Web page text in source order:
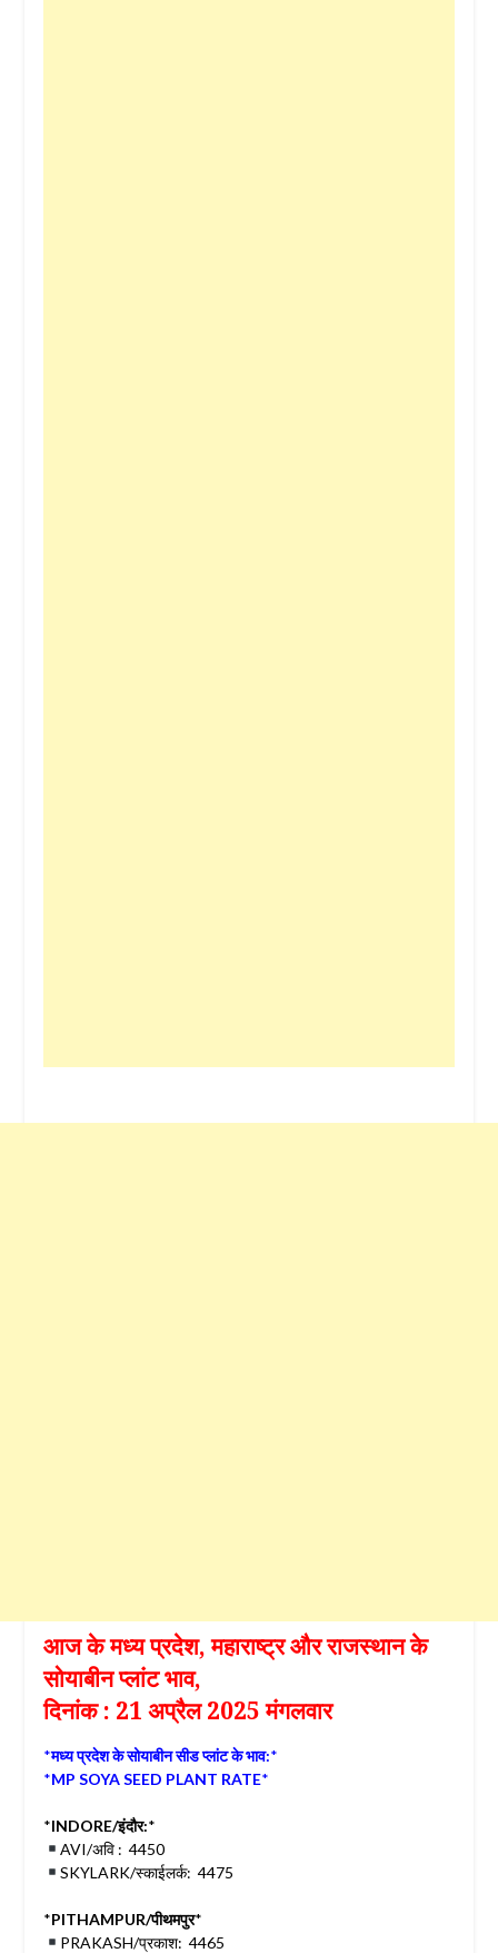
आज के मध्य प्रदेश, महाराष्ट्र और राजस्थान के
सोयाबीन प्लांट भाव,
दिनांक : 21 अप्रैल 2025 मंगलवार
*मध्य प्रदेश के सोयाबीन सीड प्लांट के भाव:*
*MP SOYA SEED PLANT RATE*
*INDORE/इंदौर:*
AVI/अवि : 4450
SKYLARK/स्काईलर्क: 4475
*PITHAMPUR/पीथमपुर*
PRAKASH/प्रकाश: 4465